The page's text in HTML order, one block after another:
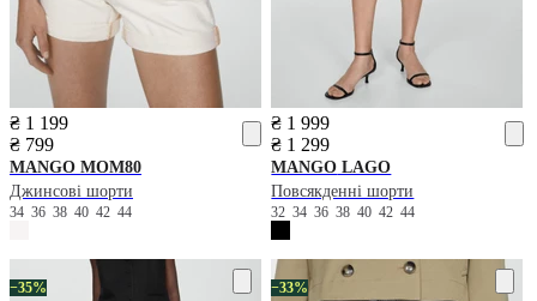
₴ 1 199
₴ 799
MANGO MOM80
Джинсові шорти
34 36 38 40 42 44
₴ 1 999
₴ 1 299
MANGO LAGO
Повсякденні шорти
32343638404244
−35% −33%